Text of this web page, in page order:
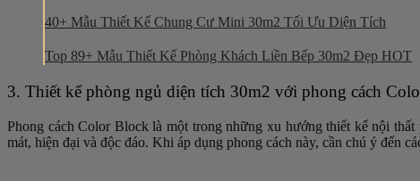
40+ Mẫu Thiết Kế Chung Cư Mini 30m2 Tối Ưu Diện Tích
Top 89+ Mẫu Thiết Kế Phòng Khách Liền Bếp 30m2 Đẹp HOT
3. Thiết kế phòng ngủ diện tích 30m2 với phong cách
Phong cách Color Block là một trong những xu hướng thiết kế nội
mát, hiện đại và độc đáo. Khi áp dụng phong cách này, cần chú ý đến